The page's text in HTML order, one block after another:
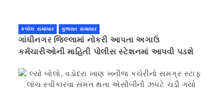
કલોલ સમાચાર ગુજરાત સમાચાર
ગાંધીનગર જિલ્લામાં નોકરી આપતા અગાઉ
કર્મચારીઓની માહિતી પોલીસ સ્ટેશનમાં આપવી પડશે